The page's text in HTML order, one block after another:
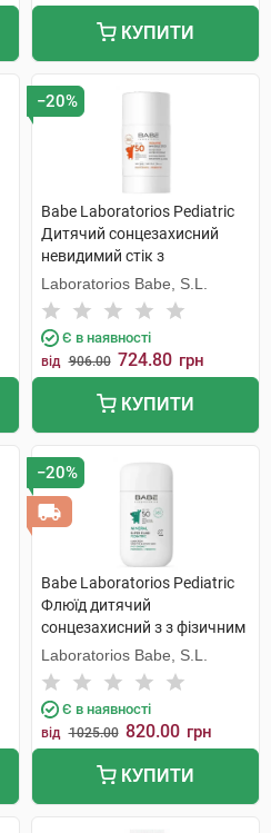
КУПИТИ
−20%
Babe Laboratorios Pediatric
Дитячий сонцезахисний
невидимий стік з
пантенолом і пребіотиком
SPF50 30 г 1 стік
Laboratorios Babe, S.L.
Є в наявності
від 906.00 724.80 грн
КУПИТИ
−20%
Babe Laboratorios Pediatric
Флюїд дитячий
сонцезахисний з з фізичним
фільтром з пантенолом та
пребіотиком з SPF50 50 мл 1
флакон
Laboratorios Babe, S.L.
Є в наявності
від 1025.00 820.00 грн
КУПИТИ